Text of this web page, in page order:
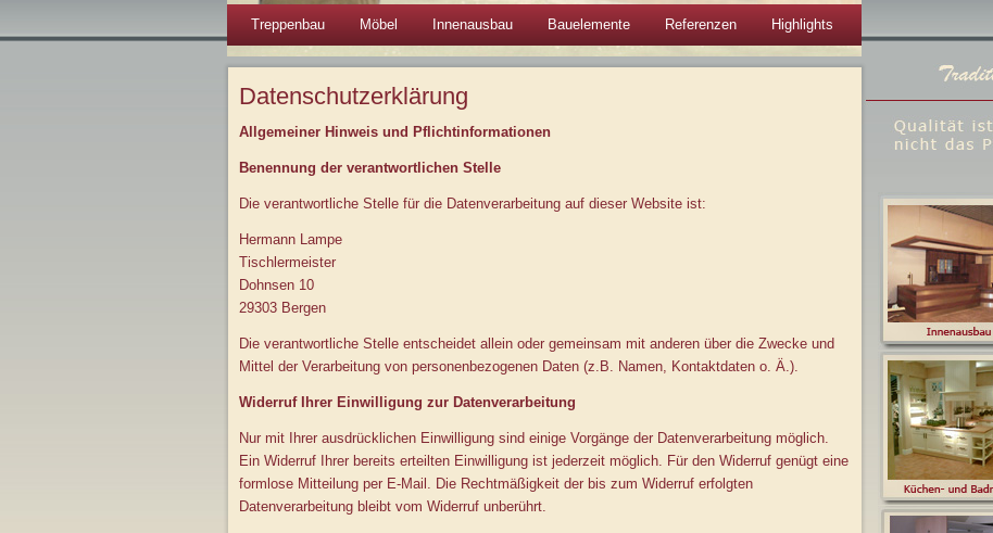
Treppenbau Möbel Innenausbau Bauelemente Referenzen Highlights
Datenschutzerklärung
Allgemeiner Hinweis und Pflichtinformationen
Benennung der verantwortlichen Stelle
Die verantwortliche Stelle für die Datenverarbeitung auf dieser Website ist:
Hermann Lampe
Tischlermeister
Dohnsen 10
29303 Bergen
Die verantwortliche Stelle entscheidet allein oder gemeinsam mit anderen über die Zwecke und
Mittel der Verarbeitung von personenbezogenen Daten (z.B. Namen, Kontaktdaten o. Ä.).
Widerruf Ihrer Einwilligung zur Datenverarbeitung
Nur mit Ihrer ausdrücklichen Einwilligung sind einige Vorgänge der Datenverarbeitung möglich.
Ein Widerruf Ihrer bereits erteilten Einwilligung ist jederzeit möglich. Für den Widerruf genügt eine
formlose Mitteilung per E-Mail. Die Rechtmäßigkeit der bis zum Widerruf erfolgten
Datenverarbeitung bleibt vom Widerruf unberührt.